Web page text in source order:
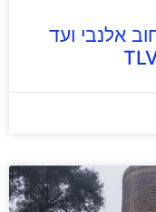
אלנבי ועד